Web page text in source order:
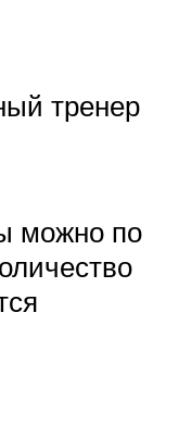
тренер
можно по